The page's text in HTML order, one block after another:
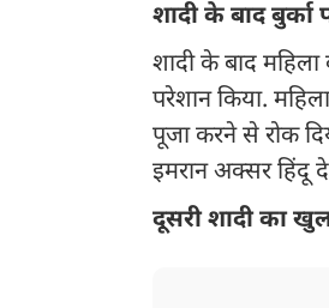
शादी के बाद
शादी के बाद
परेशान किया.
पूजा करने से रोक
इमरान अक्सर हिंदू
दूसरी शादी का